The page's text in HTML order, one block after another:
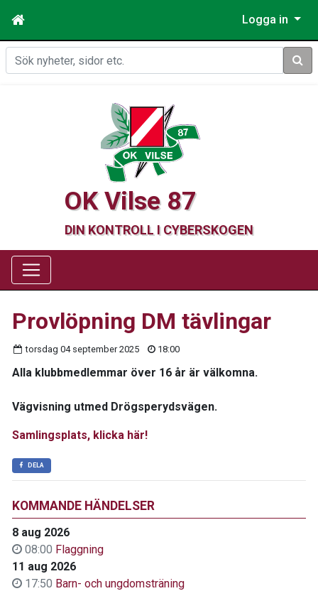
Logga in
Sök
OK Vilse 87
DIN KONTROLL I CYBERSKOGEN
KOMMANDE HÄNDELSER
8 aug 2026
08:00 Flaggning
11 aug 2026
17:50 Barn- och ungdomsträning
Provlöpning DM tävlingar
torsdag 04 september 2025 18:00
Alla klubbmedlemmar över 16 år är välkomna.
Vägvisning utmed Drögsperydsvägen.
Samlingsplats, klicka här!
DELA